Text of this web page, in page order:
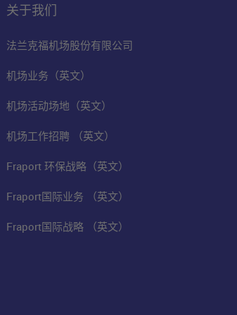
关于我们
法兰克福机场股份有限公司
机场业务（英文）
机场活动场地（英文）
机场工作招聘 （英文）
Fraport 环保战略（英文）
Fraport国际业务 （英文）
Fraport国际战略 （英文）